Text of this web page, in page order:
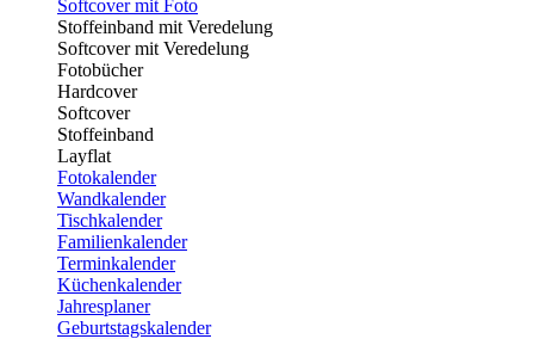
Softcover mit Foto
Stoffeinband mit Veredelung
Softcover mit Veredelung
Fotobücher
Hardcover
Softcover
Stoffeinband
Layflat
Fotokalender
Wandkalender
Tischkalender
Familienkalender
Terminkalender
Küchenkalender
Jahresplaner
Geburtstagskalender